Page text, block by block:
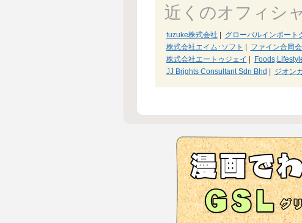
近くのオフィシ
tuzuke株式会社 グローバルインポート
株式会社エイム･ソフト
ファイン合同
株式会社エートゥジェイ
JJ Brights Consultant Sdn Bhd
ジオン